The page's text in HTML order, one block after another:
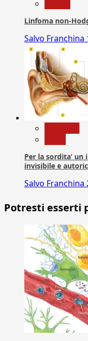
Linfoma non-
Salvo Franchina
Per la sordita’
invisibile e
Salvo Franchina
Potresti esserti